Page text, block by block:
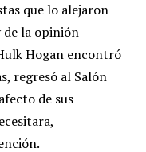
que lo alejaron
de la opinión
Hogan encontró
regresó al Salón
de sus